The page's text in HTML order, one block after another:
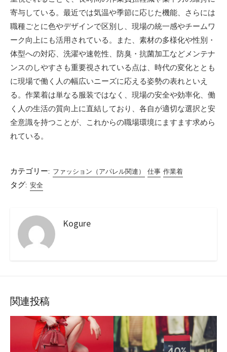
寄与している。最近では気温や季節に応じた機能、さらには
職種ごとに色やデザインで区別し、現場の統一感やチームワ
ーク向上にも活用されている。また、素材の多様化や性別・
体型への対応、洗濯や速乾性、防臭・抗菌加工などメンテナ
ンスのしやすさも重要視されている点は、時代の変化ととも
に現場で働く人の幅広いニーズに応える姿勢の表れといえ
る。作業着は単なる服装ではなく、現場の安全や効率化、働
く人の生活の質向上に直結しており、各自が適切な選択と安
全意識を持つことが、これからの職場環境にますます求めら
れている。
カテゴリー: ファッション（アパレル関連） 仕事 作業着
タグ: 安全
Kogure
関連投稿